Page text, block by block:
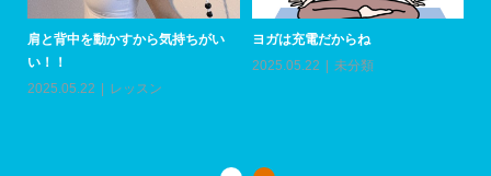
肩と背中を動かすから気持ちがい
い！！
2025.05.22
レッスン
ヨガは充電だからね
2025.05.22
未分類